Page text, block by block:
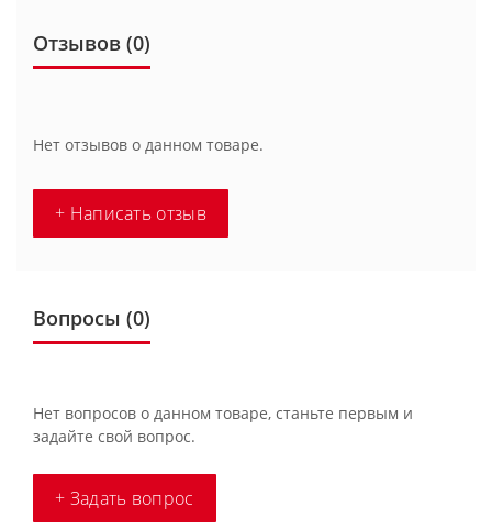
Отзывов (0)
Нет отзывов о данном товаре.
+ Написать отзыв
Вопросы (0)
Нет вопросов о данном товаре, станьте первым и
задайте свой вопрос.
+ Задать вопрос